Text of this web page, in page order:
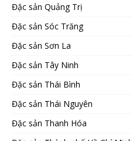
Đặc sản Quảng Trị
Đặc sản Sóc Trăng
Đặc sản Sơn La
Đặc sản Tây Ninh
Đặc sản Thái Bình
Đặc sản Thái Nguyên
Đặc sản Thanh Hóa